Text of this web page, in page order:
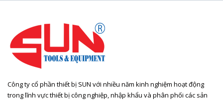
Công ty cổ phần thiết bị SUN với nhiều năm kinh nghiệm hoạt động
trong lĩnh vực thiết bị công nghiệp, nhập khẩu và phân phối các sản